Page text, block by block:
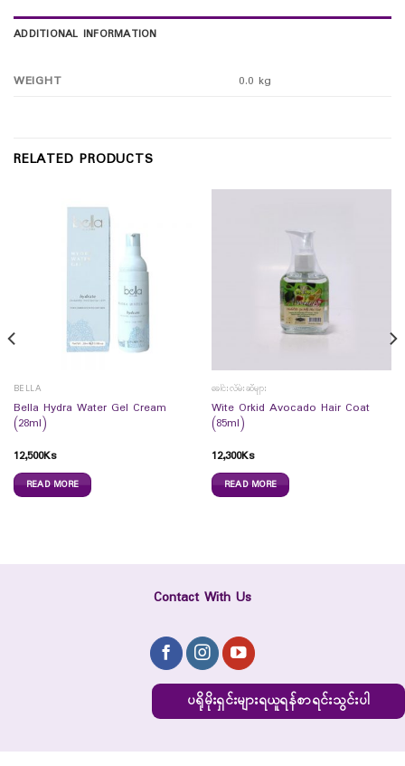
ADDITIONAL INFORMATION
WEIGHT 0.0 kg
RELATED PRODUCTS
BELLA
Bella Hydra Water Gel Cream
(28ml)
12,500Ks
READ MORE
ခေါင်းလိမ်းဆီများ
Wite Orkid Avocado Hair Coat
(85ml)
12,300Ks
READ MORE
Contact With Us
ပရိုမိုးရှင်းများရယူရန်စာရင်းသွင်းပါ